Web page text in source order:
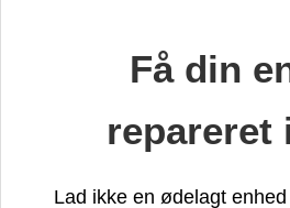
Få din
repareret
Lad ikke en ødelagt